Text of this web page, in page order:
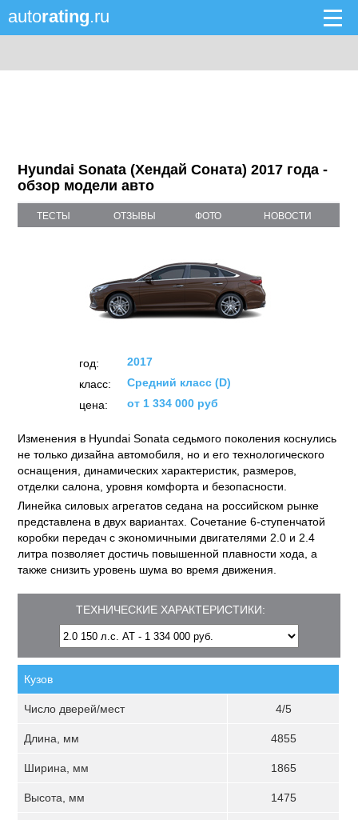
autorating.ru
Hyundai Sonata (Хендай Соната) 2017 года -
обзор модели авто
ТЕСТЫ ОТЗЫВЫ ФОТО НОВОСТИ
год:
2017
класс:
Средний класс (D)
цена:
от 1 334 000 руб
Изменения в Hyundai Sonata седьмого поколения коснулись
не только дизайна автомобиля, но и его техноло­гического
оснащения, динамических характеристик, размеров,
отделки салона, уровня комфорта и безопасности.
Линейка силовых агрегатов седана на российском рынке
представлена в двух вариан­тах. Сочетание 6-ступенчатой
коробки передач с экономичными двигателями 2.0 и 2.4
литра позволяет достичь повышенной плавности хода, а
также снизить уровень шума во время движения.
ТЕХНИЧЕСКИЕ ХАРАКТЕРИСТИКИ:
Кузов
Число дверей/мест 4/5
Длина, мм 4855
Ширина, мм 1865
Высота, мм 1475